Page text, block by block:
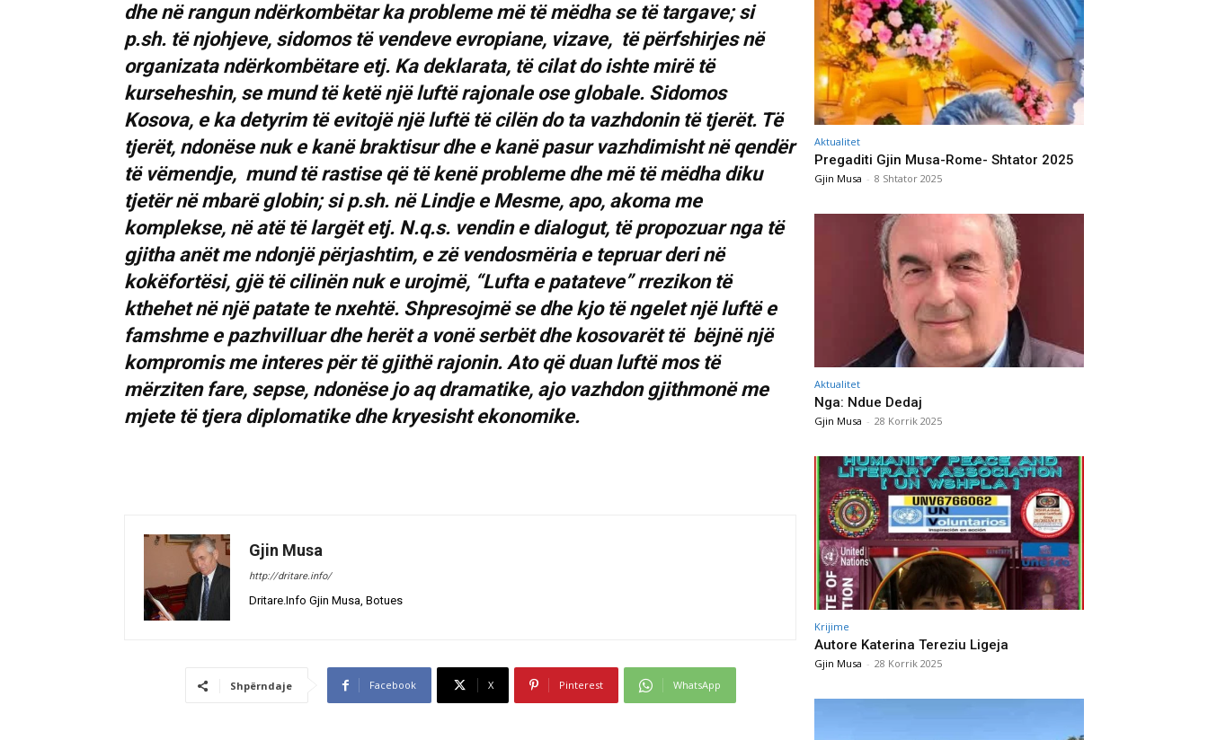
dhe në rangun ndërkombëtar ka probleme më të mëdha se të targave; si
p.sh. të njohjeve, sidomos të vendeve evropiane, vizave, të përfshirjes në
organizata ndërkombëtare etj. Ka deklarata, të cilat do ishte mirë të
kurseheshin, se mund të ketë një luftë rajonale ose globale. Sidomos
Kosova, e ka detyrim të evitojë një luftë të cilën do ta vazhdonin të tjerët. Të
tjerët, ndonëse nuk e kanë braktisur dhe e kanë pasur vazhdimisht në qendër
të vëmendje, mund të rastise që të kenë probleme dhe më të mëdha diku
tjetër në mbarë globin; si p.sh. në Lindje e Mesme, apo, akoma me
komplekse, në atë të largët etj. N.q.s. vendin e dialogut, të propozuar nga të
gjitha anët me ndonjë përjashtim, e zë vendosmëria e tepruar deri në
kokëfortësi, gjë të cilinën nuk e urojmë, “Lufta e patateve” rrezikon të
kthehet në një patate te nxehtë. Shpresojmë se dhe kjo të ngelet një luftë e
famshme e pazhvilluar dhe herët a vonë serbët dhe kosovarët të bëjnë një
kompromis me interes për të gjithë rajonin. Ato që duan luftë mos të
mërziten fare, sepse, ndonëse jo aq dramatike, ajo vazhdon gjithmonë me
mjete të tjera diplomatike dhe kryesisht ekonomike.
Gjin Musa
http://dritare.info/
Dritare.Info Gjin Musa, Botues
Shpërndaje Facebook X Pinterest WhatsApp
Aktualitet
Pregaditi Gjin Musa-Rome- Shtator 2025
Gjin Musa - 8 Shtator 2025
Aktualitet
Nga: Ndue Dedaj
Gjin Musa - 28 Korrik 2025
Krijime
Autore Katerina Tereziu Ligeja
Gjin Musa - 28 Korrik 2025